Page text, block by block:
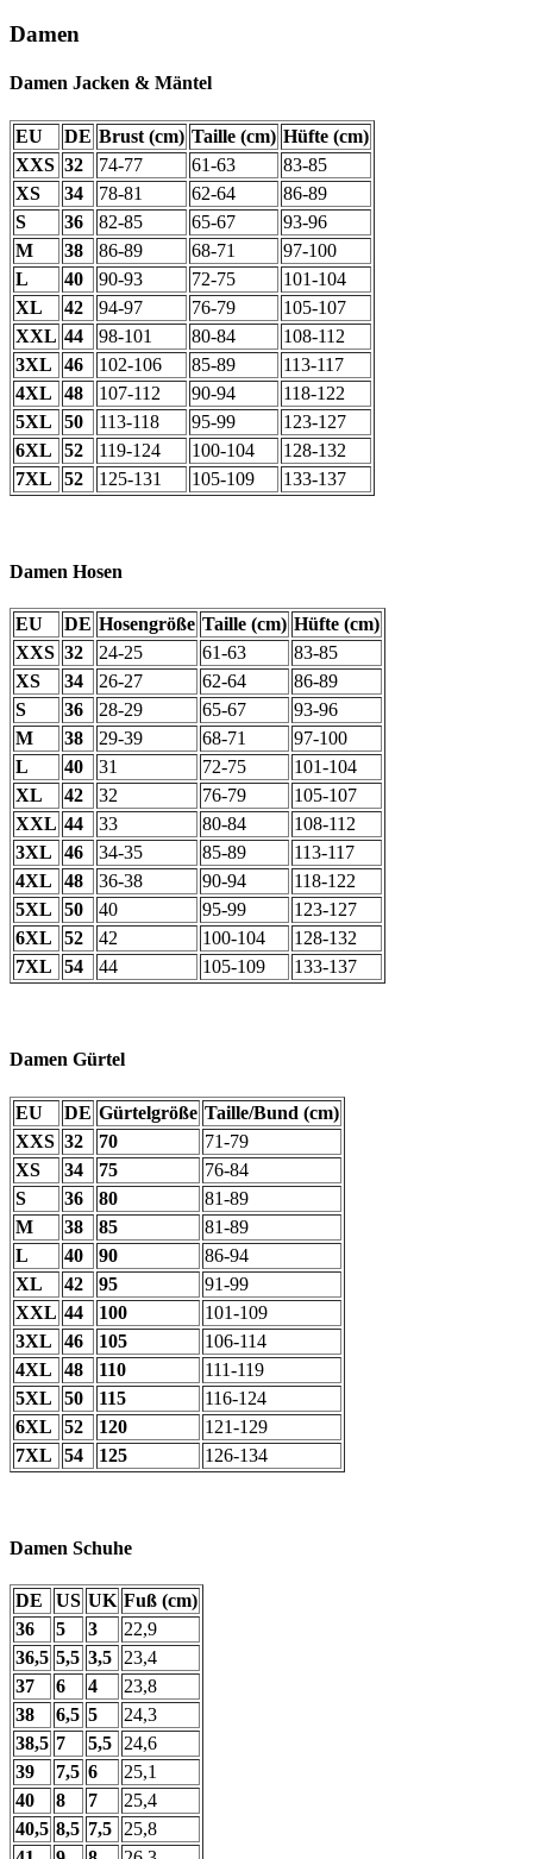
Damen
Damen Jacken & Mäntel
EU DE Brust (cm) Taille (cm) Hüfte (cm)
XXS 32 74-77 61-63
83-85
XS
34 78-81 62-64
86-89
S
36 82-85 65-67
93-96
M
38 86-89 68-71
97-100
L
40 90-93 72-75
101-104
XL
42 94-97 76-79
105-107
XXL 44 98-101 80-84
108-112
3XL
46 102-106 85-89
113-117
4XL
48 107-112 90-94
118-122
5XL
50 113-118 95-99
123-127
6XL
52 119-124 100-104
128-132
7XL
52 125-131 105-109 133-137
Damen Hosen
EU DE Hosengröße Taille (cm) Hüfte (cm)
XXS 32 24-25 61-63
83-85
XS
34 26-27 62-64
86-89
S
36 28-29 65-67
93-96
M
38 29-39 68-71
97-100
L
40 31 72-75
101-104
XL
42 32 76-79
105-107
XXL 44 33 80-84
108-112
3XL
46 34-35 85-89
113-117
4XL
48 36-38 90-94
118-122
5XL
50 40 95-99
123-127
6XL
52 42 100-104
128-132
7XL
54 44 105-109 133-137
Damen Gürtel
EU DE Gürtelgröße Taille/Bund (cm)
XXS 32 70
71-79
XS
34 75
76-84
S
36 80
81-89
M
38 85
81-89
L
40 90
86-94
XL
42 95
91-99
XXL 44 100
101-109
3XL
46 105
106-114
4XL
48 110
111-119
5XL
50 115
116-124
6XL
52 120
121-129
7XL
54 125 126-134
Damen Schuhe
DE US UK Fuß (cm)
36
5 3
22,9
36,5 5,5 3,5
23,4
37
6 4
23,8
38
6,5 5
24,3
38,5 7 5,5
24,6
39
7,5 6
25,1
40
8 7
25,4
40,5 8,5 7,5
25,8